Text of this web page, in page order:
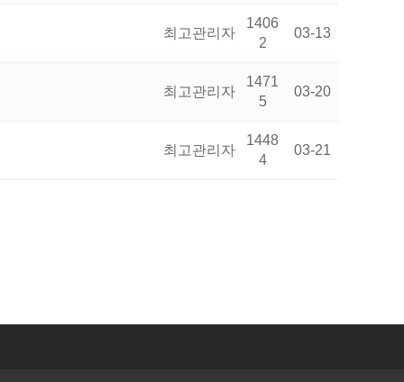
최고관리자
1406
2
03-13
최고관리자
1471
5
03-20
최고관리자
1448
4
03-21